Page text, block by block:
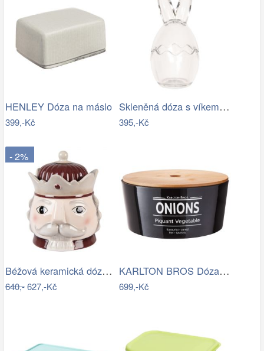
HENLEY Dóza na máslo
399,-Kč
Skleněná dóza s víkem ve tvaru vejce…
395,-Kč
- 2%
Béžová keramická dóza Louskáček…
640,-627,-Kč
KARLTON BROS Dóza na cibuli 22 cm -…
699,-Kč